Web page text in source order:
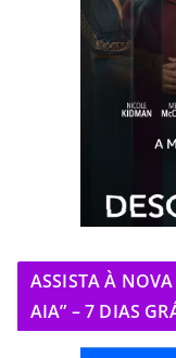
ASSISTA À
AIA” – 7 DIAS